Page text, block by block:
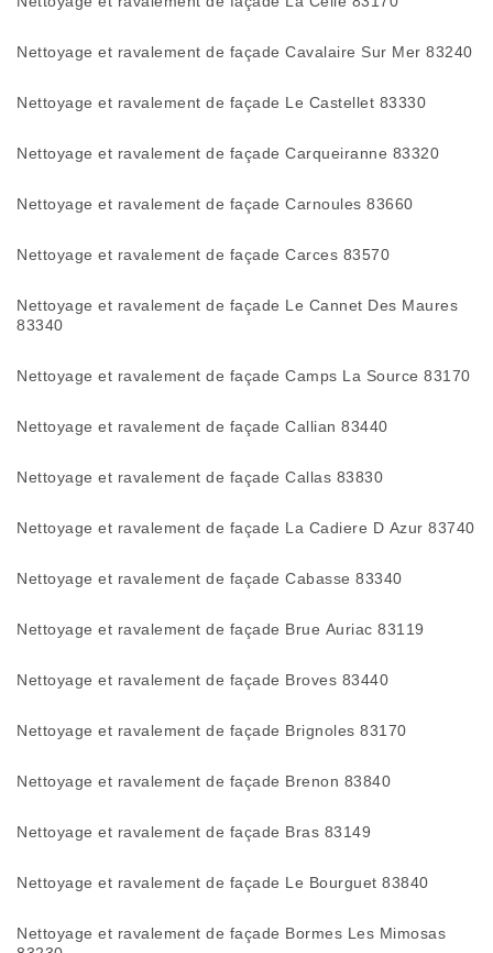
Nettoyage et ravalement de façade Cavalaire Sur Mer 83240
Nettoyage et ravalement de façade Le Castellet 83330
Nettoyage et ravalement de façade Carqueiranne 83320
Nettoyage et ravalement de façade Carnoules 83660
Nettoyage et ravalement de façade Carces 83570
Nettoyage et ravalement de façade Le Cannet Des Maures
83340
Nettoyage et ravalement de façade Camps La Source 83170
Nettoyage et ravalement de façade Callian 83440
Nettoyage et ravalement de façade Callas 83830
Nettoyage et ravalement de façade La Cadiere D Azur 83740
Nettoyage et ravalement de façade Cabasse 83340
Nettoyage et ravalement de façade Brue Auriac 83119
Nettoyage et ravalement de façade Broves 83440
Nettoyage et ravalement de façade Brignoles 83170
Nettoyage et ravalement de façade Brenon 83840
Nettoyage et ravalement de façade Bras 83149
Nettoyage et ravalement de façade Le Bourguet 83840
Nettoyage et ravalement de façade Bormes Les Mimosas